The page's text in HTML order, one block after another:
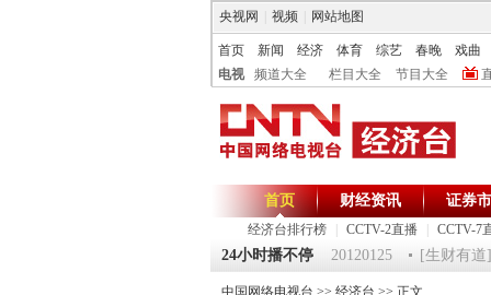
央视网 视频 网站地图
首页 新闻 经济 体育 综艺 春晚
戏曲
电视
频道大全 栏目大全 节目大全
首页
经济台排行榜 CCTV-2直播 CCTV-7
财经资讯 证券
24小时播不停
《第一时间》 20120125 [生财有道]
中国网络电视台 >> 经济台 >> 正文